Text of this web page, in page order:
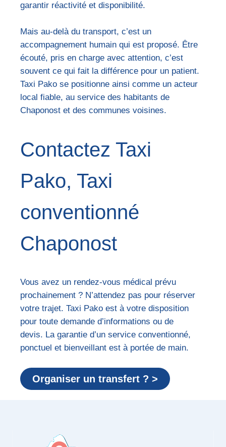
garantir réactivité et disponibilité.
Mais au-delà du transport, c’est un
accompagnement humain qui est proposé. Être
écouté, pris en charge avec attention, c’est
souvent ce qui fait la différence pour un patient.
Taxi Pako se positionne ainsi comme un acteur
local fiable, au service des habitants de
Chaponost et des communes voisines.
Contactez Taxi
Pako, Taxi
conventionné
Chaponost
Vous avez un rendez-vous médical prévu
prochainement ? N’attendez pas pour réserver
votre trajet. Taxi Pako est à votre disposition
pour toute demande d’informations ou de
devis. La garantie d’un service conventionné,
ponctuel et bienveillant est à portée de main.
Organiser un transfert ? >